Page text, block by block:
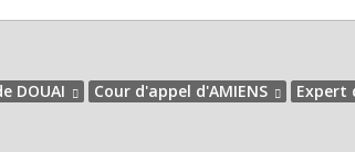
DOUAI Cour d'appel d'AMIENS Expert